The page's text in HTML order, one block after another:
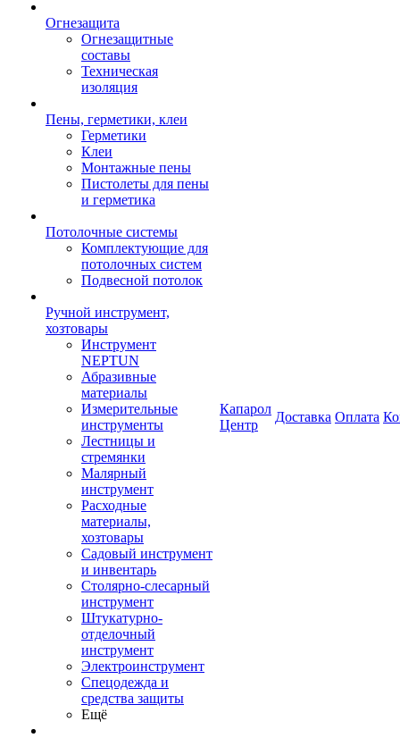
Огнезащита
Огнезащитные
составы
Техническая
изоляция
Пены, герметики, клеи
Герметики
Клеи
Монтажные пены
Пистолеты для пены
и герметика
Потолочные системы
Комплектующие для
потолочных систем
Подвесной потолок
Ручной инструмент,
хозтовары
Инструмент
NEPTUN
Абразивные
материалы
Измерительные
инструменты
Лестницы и
стремянки
Малярный
инструмент
Расходные
материалы,
хозтовары
Садовый инструмент
и инвентарь
Столярно-слесарный
инструмент
Штукатурно-
отделочный
инструмент
Электроинструмент
Спецодежда и
средства защиты
Ещё
Капарол
Центр
Доставка Оплата